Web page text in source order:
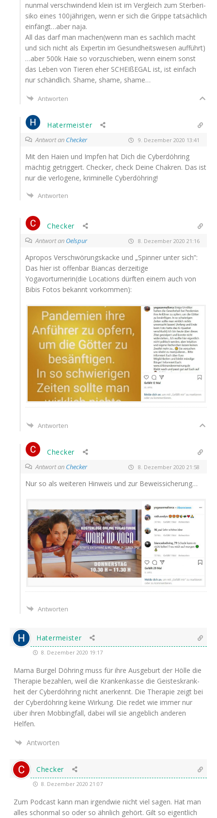
nun­mal ver­schwin­dend klein ist im Ver­gleich zum Ster­be­ri­
si­ko eines 100jährigen, wenn er sich die Grip­pe tat­säch­lich
einfängt…aber naja.
All das darf man machen(wenn man es sach­lich macht
und sich nicht als Exper­tin im Gesund­heits­we­sen aufführt)
…aber 500k Haie so vor­zu­schie­ben, wenn einem sonst
das Leben von Tie­ren eher SCHEIß­EGAL ist, ist ein­fach
nur schänd­lich. Shame, shame, shame…
Antworten
Hatermeister
Antwort an Checker 9. Dezember 2020 13:41
Mit den Hai­en und Imp­fen hat Dich die Cyber­döh­ring
mäch­tig getrig­gert. Che­cker, check Dei­ne Chak­ren. Das ist
nur die ver­lo­ge­ne, kri­mi­nel­le Cyberdöhring!
Antworten
Checker
Antwort an Oelspur 8. Dezember 2020 21:16
Apro­pos Ver­schwö­rungs­ka­cke und „Spin­ner unter sich”:
Das hier ist offen­bar Bian­cas der­zei­ti­ge
Yogavorturnerin(die Loca­ti­ons dürf­ten einem auch von
Bibis Fotos bekannt vorkommen):
Antworten
Checker
Antwort an Checker 8. Dezember 2020 21:58
Nur so als wei­te­ren Hin­weis und zur Beweissicherung…
Antworten
Hatermeister
8. Dezember 2020 19:17
Mama Bur­gel Döh­ring muss für ihre Aus­ge­burt der Höl­le die
The­ra­pie bezah­len, weil die Kran­ken­kas­se die Geis­tes­krank­
heit der Cyber­döh­ring nicht aner­kennt. Die The­ra­pie zeigt bei
der Cyber­döh­ring kei­ne Wir­kung. Die redet wie immer nur
über ihren Mob­bing­fall, dabei will sie angeb­lich ande­ren
Helfen.
Antworten
Checker
8. Dezember 2020 21:07
Zum Pod­cast kann man irgend­wie nicht viel sagen. Hat man
alles schon­mal so oder so ähn­lich gehört. Gilt so eigent­lich